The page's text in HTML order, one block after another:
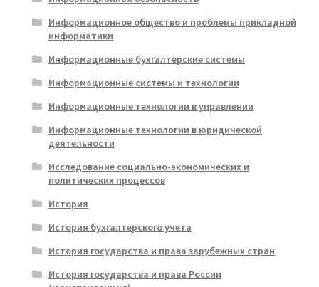
Информационное общество и проблемы прикладной
информатики
Информационные бухгалтерские системы
Информационные системы и технологии
Информационные технологии в управлении
Информационные технологии в юридической
деятельности
Исследование социально-экономических и
политических процессов
История
История бухгалтерского учета
История государства и права зарубежных стран
История государства и права России